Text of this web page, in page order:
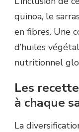
quinoa, le
en fibres. Une
d’huiles
nutritionnel
Les
à chaque
La